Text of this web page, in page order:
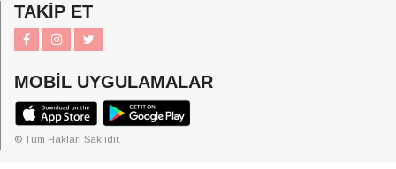
TAKİP ET
MOBİL UYGULAMALAR
© Tüm Hakları Saklıdır.